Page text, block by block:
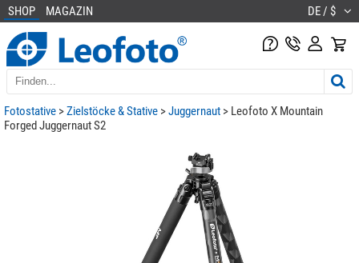
SHOP MAGAZIN DE / $
Fotostative >Zielstöcke & Stative >Juggernaut > Leofoto X Mountain
Forged Juggernaut S2